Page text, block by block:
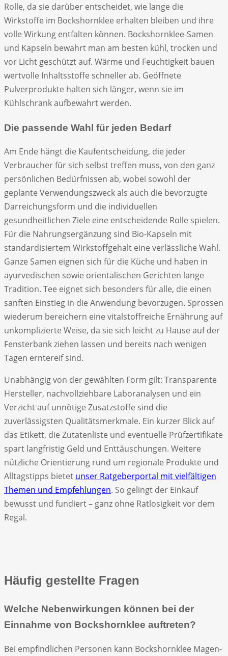
Rolle, da sie darüber entscheidet, wie lange die
Wirkstoffe im Bockshornklee erhalten bleiben und ihre
volle Wirkung entfalten können. Bockshornklee-Samen
und Kapseln bewahrt man am besten kühl, trocken und
vor Licht geschützt auf. Wärme und Feuchtigkeit bauen
wertvolle Inhaltsstoffe schneller ab. Geöffnete
Pulverprodukte halten sich länger, wenn sie im
Kühlschrank aufbewahrt werden.
Die passende Wahl für jeden Bedarf
Am Ende hängt die Kaufentscheidung, die jeder
Verbraucher für sich selbst treffen muss, von den ganz
persönlichen Bedürfnissen ab, wobei sowohl der
geplante Verwendungszweck als auch die bevorzugte
Darreichungsform und die individuellen
gesundheitlichen Ziele eine entscheidende Rolle spielen.
Für die Nahrungsergänzung sind Bio-Kapseln mit
standardisiertem Wirkstoffgehalt eine verlässliche Wahl.
Ganze Samen eignen sich für die Küche und haben in
ayurvedischen sowie orientalischen Gerichten lange
Tradition. Tee eignet sich besonders für alle, die einen
sanften Einstieg in die Anwendung bevorzugen. Sprossen
wiederum bereichern eine vitalstoffreiche Ernährung auf
unkomplizierte Weise, da sie sich leicht zu Hause auf der
Fensterbank ziehen lassen und bereits nach wenigen
Tagen erntereif sind.
Unabhängig von der gewählten Form gilt: Transparente
Hersteller, nachvollziehbare Laboranalysen und ein
Verzicht auf unnötige Zusatzstoffe sind die
zuverlässigsten Qualitätsmerkmale. Ein kurzer Blick auf
das Etikett, die Zutatenliste und eventuelle Prüfzertifikate
spart langfristig Geld und Enttäuschungen. Weitere
nützliche Orientierung rund um regionale Produkte und
Alltagstipps bietet unser Ratgeberportal mit vielfältigen
Themen und Empfehlungen. So gelingt der Einkauf
bewusst und fundiert – ganz ohne Ratlosigkeit vor dem
Regal.
Häufig gestellte Fragen
Welche Nebenwirkungen können bei der
Einnahme von Bockshornklee auftreten?
Bei empfindlichen Personen kann Bockshornklee Magen-